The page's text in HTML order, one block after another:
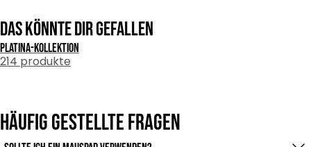
Das könnte dir gefallen
Platina-kollektion
214 produkte
Häufig gestellte Fragen